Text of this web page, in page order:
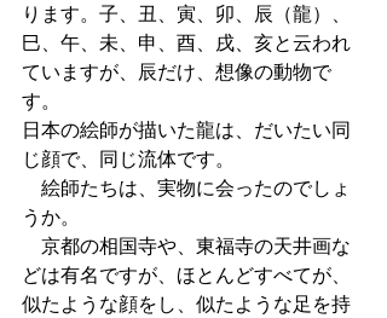
ります。子、丑、寅、卯、辰（龍）、
巳、午、未、申、酉、戌、亥と云われ
ていますが、辰だけ、想像の動物で
す。
日本の絵師が描いた龍は、だいたい同
じ顔で、同じ流体です。
絵師たちは、実物に会ったのでしょ
うか。
京都の相国寺や、東福寺の天井画な
どは有名ですが、ほとんどすべてが、
似たような顔をし、似たような足を持